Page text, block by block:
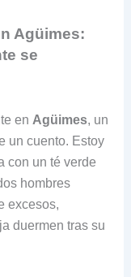
Agüimes:
se
en Agüimes, un
un cuento. Estoy
con un té verde
hombres
excesos,
duermen tras su